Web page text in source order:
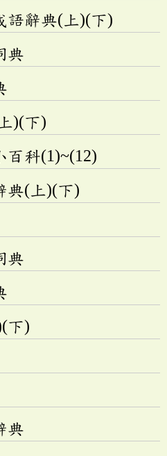
語辭典(上)(下)
典
)(下)
百科(1)~(12)
典(上)(下)
典
下)
典